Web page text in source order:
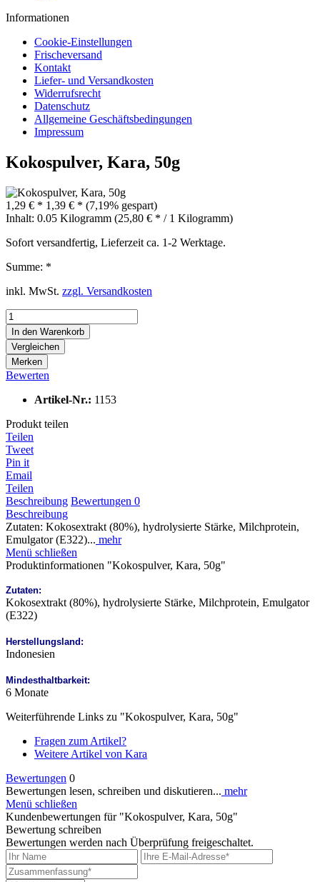
Informationen
Cookie-Einstellungen
Frischeversand
Kontakt
Liefer- und Versandkosten
Widerrufsrecht
Datenschutz
Allgemeine Geschäftsbedingungen
Impressum
Kokospulver, Kara, 50g
1,29 € * 1,39 € * (7,19% gespart)
Inhalt: 0.05 Kilogramm (25,80 € * / 1 Kilogramm)
Sofort versandfertig, Lieferzeit ca. 1-2 Werktage.
Summe: *
inkl. MwSt. zzgl. Versandkosten
In den Warenkorb
Vergleichen
Merken
Bewerten
Artikel-Nr.: 1153
Produkt teilen
Teilen
Tweet
Pin it
Email
Teilen
Beschreibung Bewertungen 0
Beschreibung
Zutaten: Kokosextrakt (80%), hydrolysierte Stärke, Milchprotein,
Emulgator (E322)... mehr
Menü schließen
Produktinformationen "Kokospulver, Kara, 50g"
Zutaten:
Kokosextrakt (80%), hydrolysierte Stärke, Milchprotein, Emulgator
(E322)
Herstellungsland:
Indonesien
Mindesthaltbarkeit:
6 Monate
Weiterführende Links zu "Kokospulver, Kara, 50g"
Fragen zum Artikel?
Weitere Artikel von Kara
Bewertungen 0
Bewertungen lesen, schreiben und diskutieren... mehr
Menü schließen
Kundenbewertungen für "Kokospulver, Kara, 50g"
Bewertung schreiben
Bewertungen werden nach Überprüfung freigeschaltet.